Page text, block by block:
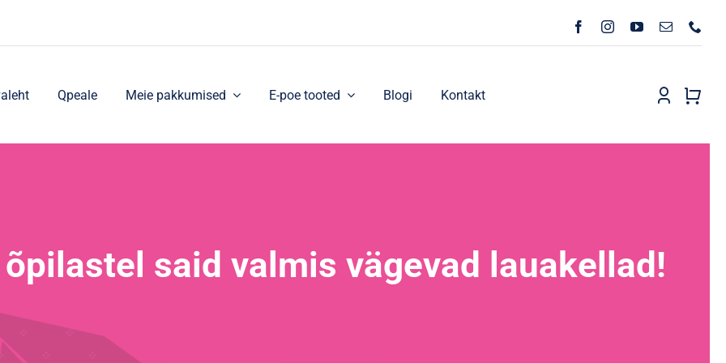
Qpeale Meie pakkumised E-poe tooted Blogi Kontakt
said valmis vägevad lauakellad!